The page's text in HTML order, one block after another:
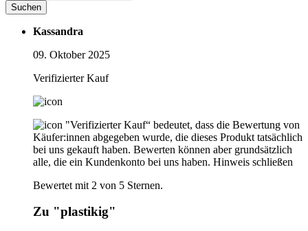
Suchen
Kassandra
09. Oktober 2025
Verifizierter Kauf
"Verifizierter Kauf“ bedeutet, dass die Bewertung von
Käufer:innen abgegeben wurde, die dieses Produkt tatsächlich
bei uns gekauft haben. Bewerten können aber grundsätzlich
alle, die ein Kundenkonto bei uns haben. Hinweis schließen
Bewertet mit 2 von 5 Sternen.
Zu "plastikig"